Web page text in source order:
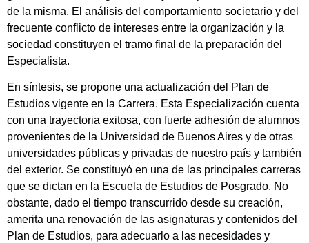
de la misma. El análisis del comportamiento societario y del
frecuente conflicto de intereses entre la organización y la
sociedad constituyen el tramo final de la preparación del
Especialista.
En síntesis, se propone una actualización del Plan de
Estudios vigente en la Carrera. Esta Especialización cuenta
con una trayectoria exitosa, con fuerte adhesión de alumnos
provenientes de la Universidad de Buenos Aires y de otras
universidades públicas y privadas de nuestro país y también
del exterior. Se constituyó en una de las principales carreras
que se dictan en la Escuela de Estudios de Posgrado. No
obstante, dado el tiempo transcurrido desde su creación,
amerita una renovación de las asignaturas y contenidos del
Plan de Estudios, para adecuarlo a las necesidades y